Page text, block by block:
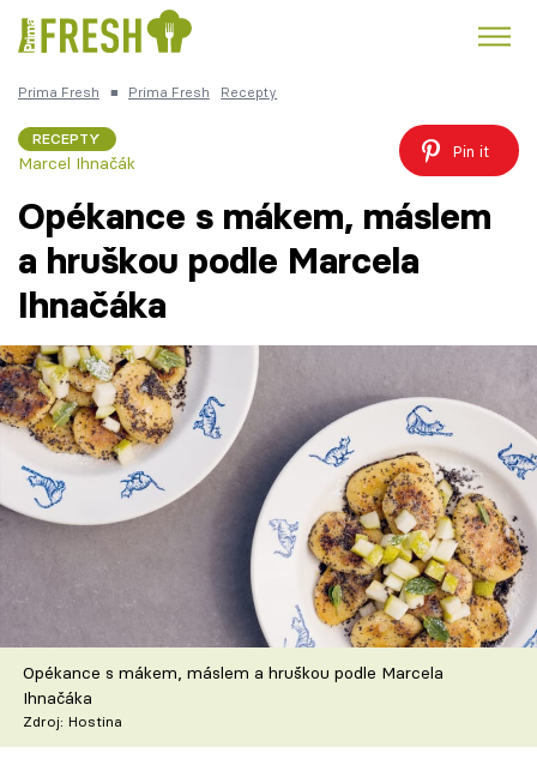
Česká kuchyně
Témata
Recepty
Články
TV Program
Škola vaření
Recepty z TV
Speciál: Cuketa
Těhotnej kuchař
Prima Fresh ■ Prima Fresh Recepty
RECEPTY
Marcel Ihnačák
Pin it
Opékance s mákem, máslem
a hruškou podle Marcela
Ihnačáka
Opékance s mákem, máslem a hruškou podle Marcela
Ihnačáka
Zdroj: Hostina